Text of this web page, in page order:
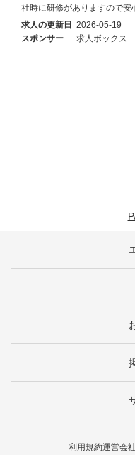
社時に研修がありますので安
求人の更新日 2026-05-19
スポンサー
求人ボックス
利用規約運営会社